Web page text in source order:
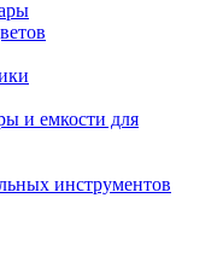
и емкости для
инструментов